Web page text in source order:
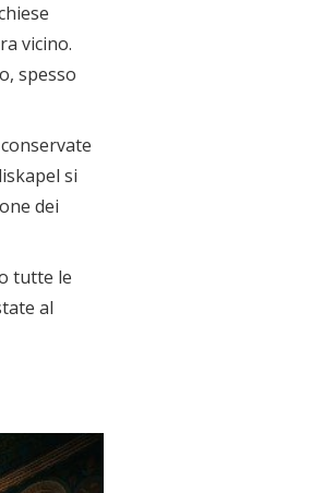
vicino.
spesso
si
dei
tutte le
al